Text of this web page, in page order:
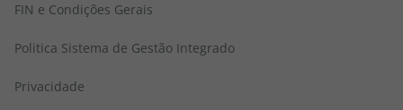
FIN e Condições Gerais
Politica Sistema de Gestão Integrado
Privacidade